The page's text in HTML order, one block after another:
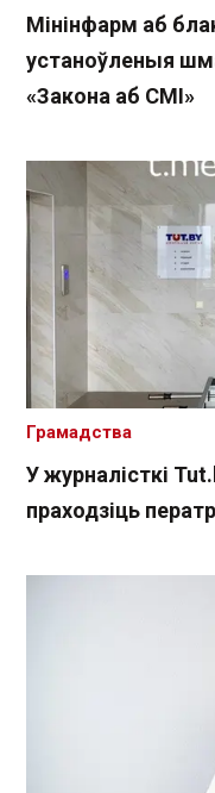
Мінінфарм аб
устаноўленыя
«Закона аб СМІ»
У журналісткі
праходзіць
Грамадства